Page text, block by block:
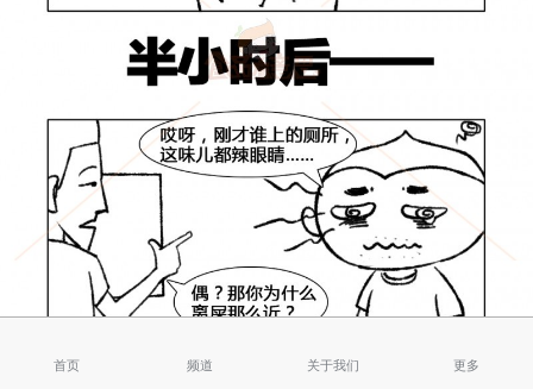
首页 频道 关于我们 更多